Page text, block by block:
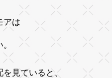
アは
見ていると、